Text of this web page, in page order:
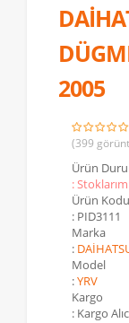
2005
(399
Ürün
:
Ürün Kodu
: PID3111
Marka
:
Model
:YRV
Kargo
: Kargo